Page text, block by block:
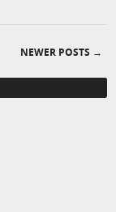
NEWER POSTS →